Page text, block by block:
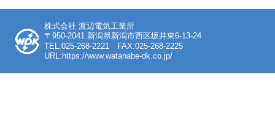
株式会社 渡辺電気工業所
〒950-2041 新潟県新潟市西区坂井東6-13-24
TEL:025-268-2221 FAX:025-268-2225
URL:https://www.watanabe-dk.co.jp/